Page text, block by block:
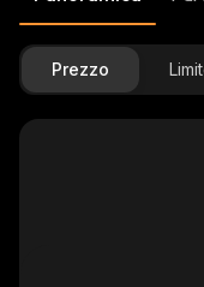
Prezzo